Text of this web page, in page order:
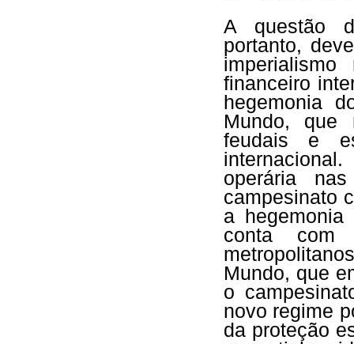
A questão
portanto,
financeiro
hegemonia
Mundo, que
feudais e
operária
campesinato
a
conta
Mundo, que
o
novo regime
da proteção